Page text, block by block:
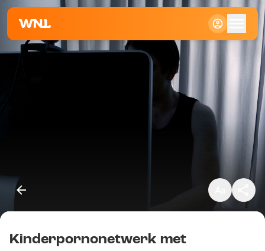
Kopieer link
Kinderpornonetwerk met